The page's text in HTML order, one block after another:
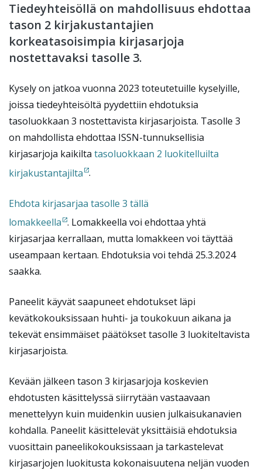
Tiedeyhteisöllä on mahdollisuus ehdottaa
tason 2 kirjakustantajien
korkeatasoisimpia kirjasarjoja
nostettavaksi tasolle 3.
Kysely on jatkoa vuonna 2023 toteutetuille kyselyille,
joissa tiedeyhteisöltä pyydettiin ehdotuksia
tasoluokkaan 3 nostettavista kirjasarjoista. Tasolle 3
on mahdollista ehdottaa ISSN-tunnuksellisia
kirjasarjoja kaikilta tasoluokkaan 2 luokitelluilta
kirjakustantajilta .
Ehdota kirjasarjaa tasolle 3 tällä
lomakkeella . Lomakkeella voi ehdottaa yhtä
kirjasarjaa kerrallaan, mutta lomakkeen voi täyttää
useampaan kertaan. Ehdotuksia voi tehdä 25.3.2024
saakka.
Paneelit käyvät saapuneet ehdotukset läpi
kevätkokouksissaan huhti- ja toukokuun aikana ja
tekevät ensimmäiset päätökset tasolle 3 luokiteltavista
kirjasarjoista.
Kevään jälkeen tason 3 kirjasarjoja koskevien
ehdotusten käsittelyssä siirrytään vastaavaan
menettelyyn kuin muidenkin uusien julkaisukanavien
kohdalla. Paneelit käsittelevät yksittäisiä ehdotuksia
vuosittain paneelikokouksissaan ja tarkastelevat
kirjasarjojen luokitusta kokonaisuutena neljän vuoden